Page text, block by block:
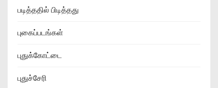
படித்ததில் பிடித்தது
புகைப்படங்கள்
புதுக்கோட்டை
புதுச்சேரி